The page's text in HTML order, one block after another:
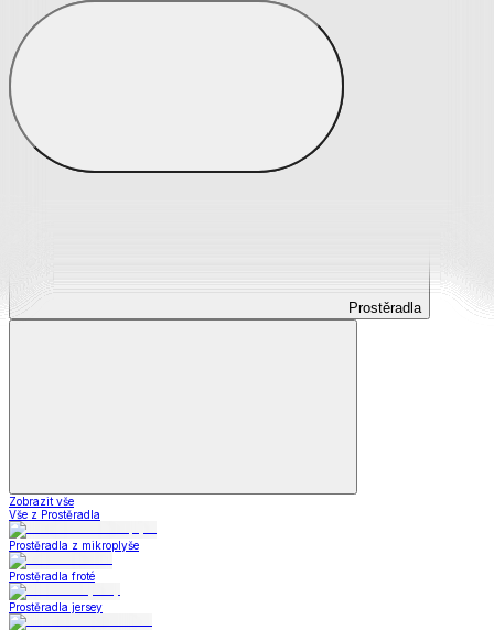
Prostěradla
Prostěradla
Zobrazit vše
Vše z Prostěradla
Prostěradla z mikroplyše
Prostěradla froté
Prostěradla jersey